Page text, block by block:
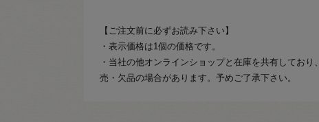
【ご注文前に必ずお読み下さい】
・表示価格は1個の価格です。
・当社の他オンラインショップと在庫を共有しており
売・欠品の場合があります。予めご了承下さい。